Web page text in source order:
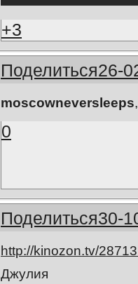
+3
Поделиться26-
moscowneversleeps
0
Поделиться30-
http://kinozon.tv/
Джулия